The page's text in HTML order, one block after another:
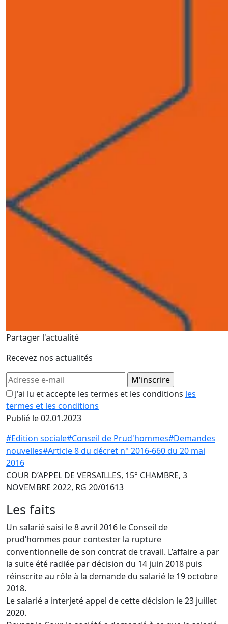
Publié le 02.01.2023
#Edition sociale#Conseil de Prud'hommes#Demandes
nouvelles#Article 8 du décret n° 2016-660 du 20 mai
2016
COUR D’APPEL DE VERSAILLES, 15° CHAMBRE, 3
NOVEMBRE 2022, RG 20/01613
Les faits
Un salarié saisi le 8 avril 2016 le Conseil de
prud’hommes pour contester la rupture
conventionnelle de son contrat de travail. L’affaire a par
la suite été radiée par décision du 14 juin 2018 puis
réinscrite au rôle à la demande du salarié le 19 octobre
2018.
Le salarié a interjeté appel de cette décision le 23 juillet
2020.
Partager l'actualité
Recevez nos actualités
J'ai lu et accepte les termes et les conditions les
termes et les conditions